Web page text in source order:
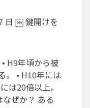
日 ￼ 鍵開けを
H9年頃から被
。 • H10年には
は20倍以上。
ぜか？ ある